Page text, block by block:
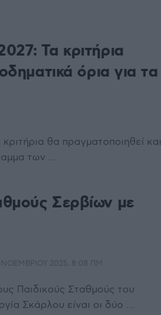
Τα κριτήρια
όρια για τα
θα πραγματοποιηθεί και
των ...
Σερβίων με
2025, 8:08 ΠΜ
Παιδικούς Σταθμούς του
Σκάρλου είναι οι δύο ...